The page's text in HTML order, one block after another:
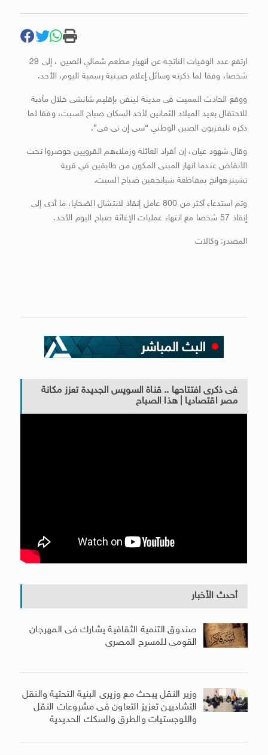
ارتفع عدد الوفيات الناتجة عن انهيار مطعم شمالي الصين ، إلى 29
شخصا، وفقا لما ذكرته وسائل إعلام صينية رسمية اليوم، الأحد.
ووقع الحادث المميت فى مدينة لينفن بإقليم شانشى خلال مأدبة
للاحتفال بعيد الميلاد الثمانين لأحد السكان صباح السبت، وفقا لما
ذكره تليفزيون الصين الوطني “سى إن تى فى”.
وقال شهود عيان، إن أفراد العائلة وزملاءهم القرويين حوصروا تحت
الأنقاض عندما انهار المبنى المكون من طابقين في قرية
تشينزهوانج بمقاطعة شيانجفين صباح السبت.
وتم استدعاء أكثر من 800 عامل إنقاذ لانتشال الضحايا، ما أدى إلى
إنقاذ 57 شخصا مع انتهاء عمليات الإغاثة صباح اليوم الأحد.
المصدر: وكالات
فى ذكرى افتتاحها .. قناة السويس الجديدة تعزز مكانة
مصر اقتصاديا | هذا الصباح
أحدث الأخبار
صندوق التنمية الثقافية يشارك فى المهرجان
القومى للمسرح المصرى
وزير النقل يبحث مع وزيرى البنية التحتية والنقل
التشاديين تعزيز التعاون فى مشروعات النقل
واللوجستيات والطرق والسكك الحديدية